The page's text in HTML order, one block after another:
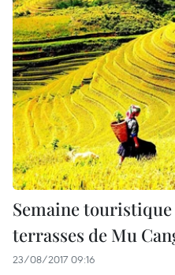
Semaine
terrasses de Mu
23/08/2017 09:16